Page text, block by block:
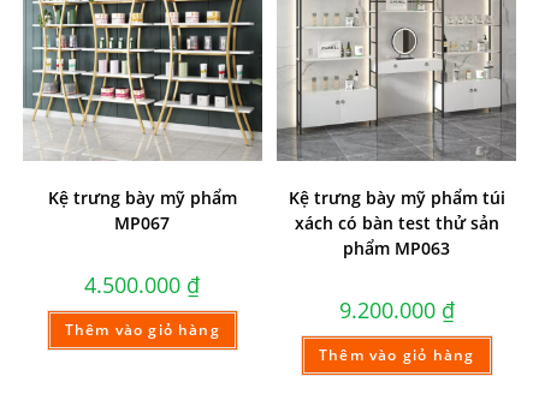
Kệ trưng bày mỹ phẩm
MP067
4.500.000 ₫
Thêm vào giỏ hàng
Kệ trưng bày mỹ phẩm túi
xách có bàn test thử sản
phẩm MP063
9.200.000 ₫
Thêm vào giỏ hàng